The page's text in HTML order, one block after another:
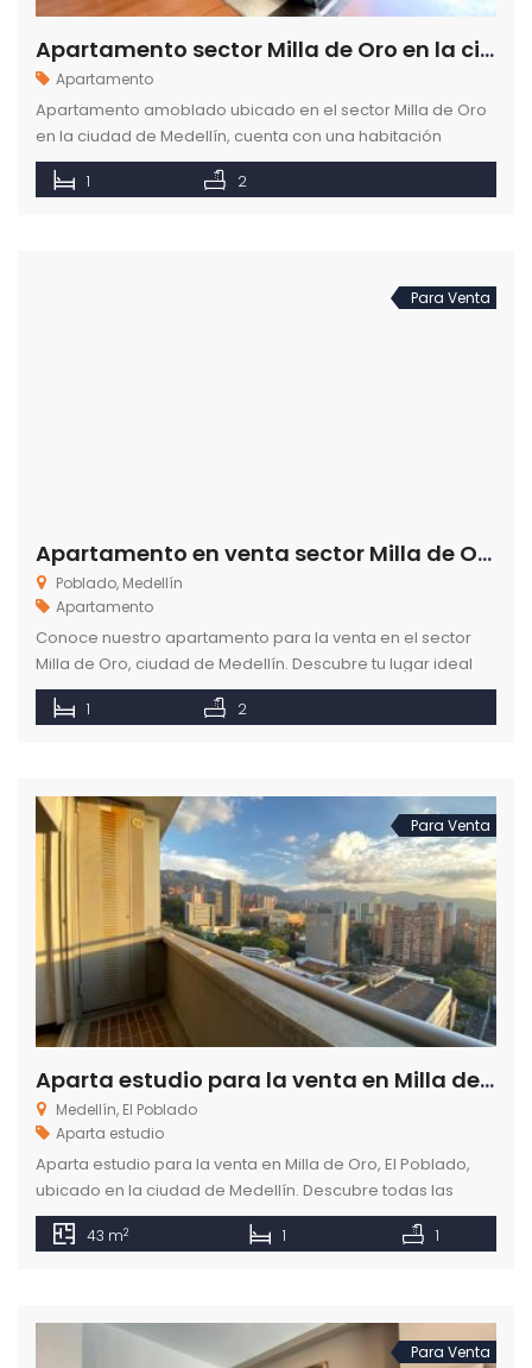
Apartamento sector Milla de Oro en la ciudad de Medellín
Apartamento
Apartamento amoblado ubicado en el sector Milla de Oro
en la ciudad de Medellín, cuenta con una habitación
independiente y dos baños.
1 2
Para Venta
Apartamento en venta sector Milla de Oro de la ciudad de Medellín
Poblado, Medellín
Apartamento
Conoce nuestro apartamento para la venta en el sector
Milla de Oro, ciudad de Medellín. Descubre tu lugar ideal
para vivir, en Como en casa.
1 2
Para Venta
Aparta estudio para la venta en Milla de Oro el Poblado
Medellín, El Poblado
Aparta estudio
Aparta estudio para la venta en Milla de Oro, El Poblado,
ubicado en la ciudad de Medellín. Descubre todas las
opciones de apartamentos en venta.
43 m2 1 1
Para Venta